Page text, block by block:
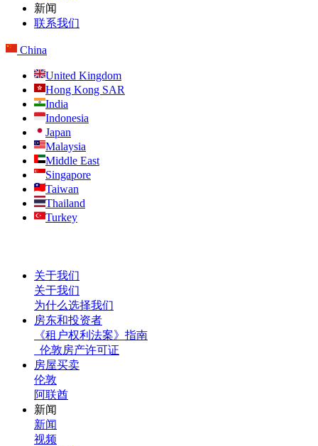
新闻
联系我们
China
United Kingdom
Hong Kong SAR
India
Indonesia
Japan
Malaysia
Middle East
Singapore
Taiwan
Thailand
Turkey
关于我们
关于我们
为什么选择我们
房东和投资者
《租户权利法案》指南
伦敦房产许可证
房屋买卖
伦敦
阿联酋
新闻
新闻
视频